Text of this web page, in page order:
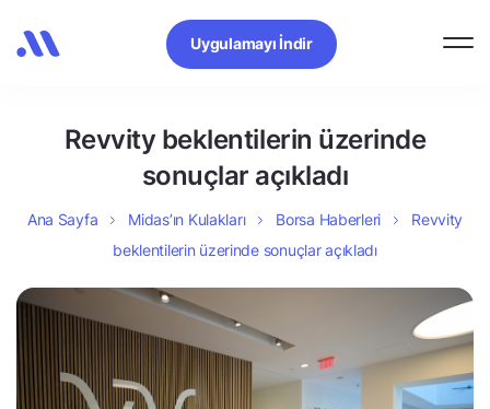
Uygulamayı İndir
Revvity beklentilerin üzerinde
sonuçlar açıkladı
Ana Sayfa Midas’ın Kulakları Borsa Haberleri
Revvity
beklentilerin üzerinde sonuçlar açıkladı